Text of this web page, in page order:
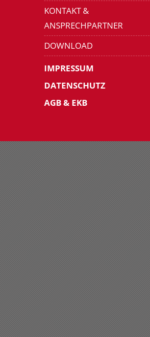
KONTAKT &
ANSPRECHPARTNER
DOWNLOAD
IMPRESSUM
DATENSCHUTZ
AGB & EKB